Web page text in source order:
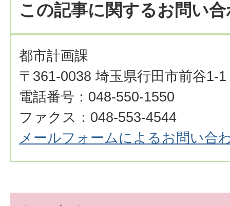
この記事に関するお問い
都市計画課
〒361-0038 埼玉県行田市前谷1-1
電話番号：048-550-1550
ファクス：048-553-4544
メールフォームによるお問い合